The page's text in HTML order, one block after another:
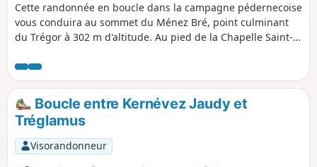
Cette randonnée en boucle dans la campagne pédernecoise
vous conduira au sommet du Ménez Bré, point culminant
du Trégor à 302 m d'altitude. Au pied de la Chapelle Saint-
guingampaise et de la Côte de Granit Rose aux Monts
d'Arrée. Hormis la montée assez raide pour atteindre le
sommet, vous ne rencontrerez aucune difficulté sur cette
randonnée. Privilégiez un jour ensoleillé afin d'avoir la vue
la plus magnifique possible.
Boucle entre Kernévez Jaudy et
Tréglamus
Visorandonneur